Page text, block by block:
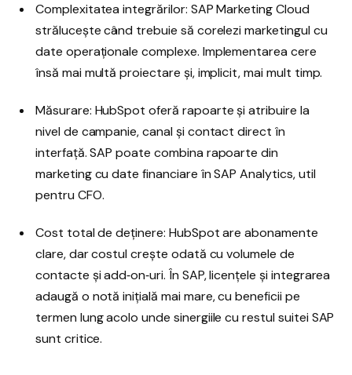
Complexitatea integrărilor: SAP Marketing Cloud
strălucește când trebuie să corelezi marketingul cu
date operaționale complexe. Implementarea cere
însă mai multă proiectare și, implicit, mai mult timp.
Măsurare: HubSpot oferă rapoarte și atribuire la
nivel de campanie, canal și contact direct în
interfață. SAP poate combina rapoarte din
marketing cu date financiare în SAP Analytics, util
pentru CFO.
Cost total de deținere: HubSpot are abonamente
clare, dar costul crește odată cu volumele de
contacte și add‑on‑uri. În SAP, licențele și integrarea
adaugă o notă inițială mai mare, cu beneficii pe
termen lung acolo unde sinergiile cu restul suitei SAP
sunt critice.